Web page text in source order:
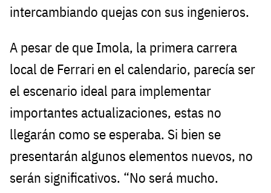
intercambiando quejas con sus ingenieros.
A pesar de que Imola, la primera carrera
local de Ferrari en el calendario, parecía ser
el escenario ideal para implementar
importantes actualizaciones, estas no
llegarán como se esperaba. Si bien se
presentarán algunos elementos nuevos, no
serán significativos. “No será mucho.